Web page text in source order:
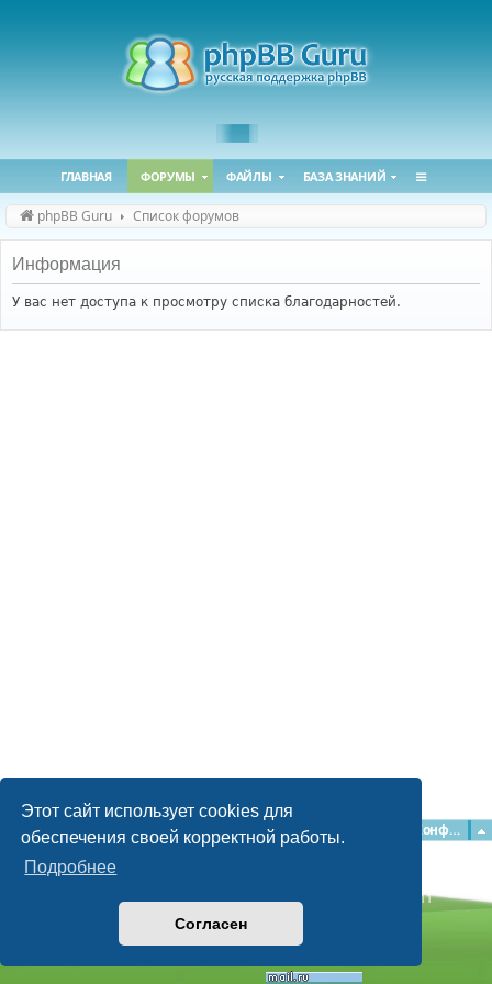
Этот сайт использует cookies для
обеспечения своей корректной работы.
Подробнее
Согласен
ГЛАВНАЯ ФОРУМЫ ФАЙЛЫ БАЗА ЗНАНИЙ
phpBB Guru Список форумов
Информация
У вас нет доступа к просмотру списка благодарностей.
Главная Форумы Конфиденциальность
Наша команда
Time: 0.053s| Peak Memory Usage: 2.16 МБ | GZIP: Off |
Queries: 11
© phpBB Guru, 2004—2026
Powered by
Style byArtodia